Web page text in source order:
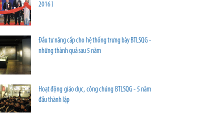
2016 )
Đầu tư nâng cấp cho hệ thống trưng bày BTLSQG -
những thành quả sau 5 năm
Hoạt động giáo dục, công chúng BTLSQG - 5 năm
đầu thành lập